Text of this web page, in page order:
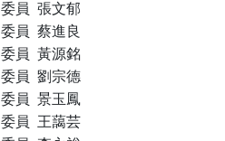
委員  張文郁
委員  蔡進良
委員  黃源銘
委員  劉宗德
委員  景玉鳳
委員  王藹芸